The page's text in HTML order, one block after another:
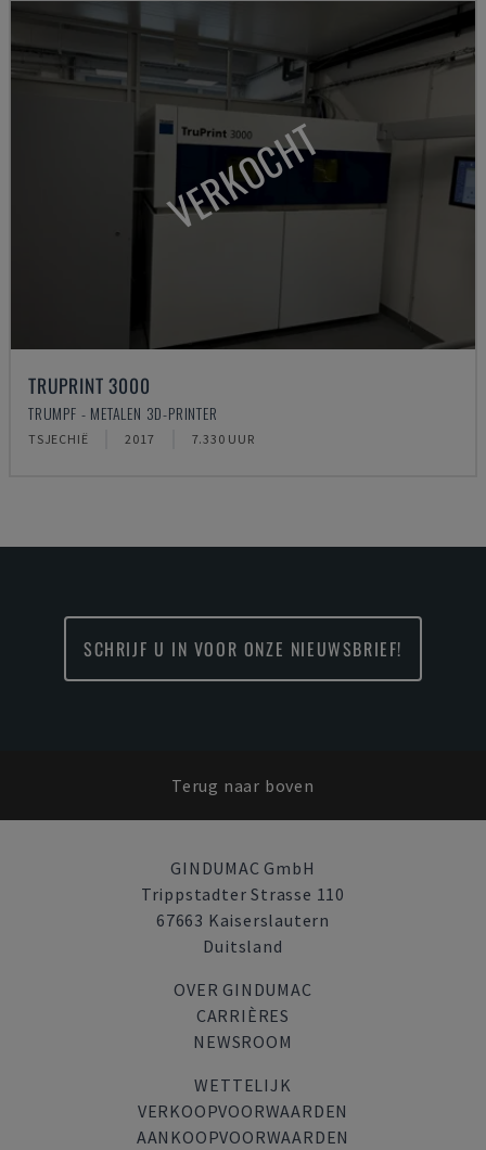
VERKOCHT
TRUPRINT 3000
TRUMPF - METALEN 3D-PRINTER
TSJECHIË 2017 7.330 UUR
SCHRIJF U IN VOOR ONZE NIEUWSBRIEF!
Terug naar boven
GINDUMAC GmbH
Trippstadter Strasse 110
67663 Kaiserslautern
Duitsland
OVER GINDUMAC
CARRIÈRES
NEWSROOM
WETTELIJK
VERKOOPVOORWAARDEN
AANKOOPVOORWAARDEN